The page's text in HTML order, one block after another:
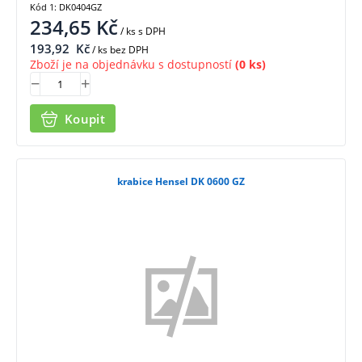
234,65 Kč/ kss DPH
193,92 Kč/ ks bez DPH
Zboží je na objednávku s dostupností (0 ks)
Koupit
Kód 1: DK0404GZ
krabice Hensel DK 0600 GZ